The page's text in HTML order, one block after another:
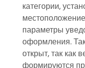
категории,
параметры
оформления.
открыт, так как
формируются